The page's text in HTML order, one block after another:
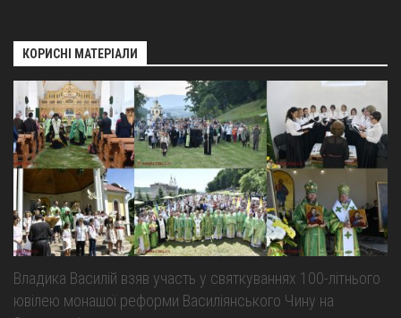
КОРИСНІ МАТЕРІАЛИ
Владика Василій взяв участь у святкуваннях 100-літнього
ювілею монашої реформи Василіянського Чину на